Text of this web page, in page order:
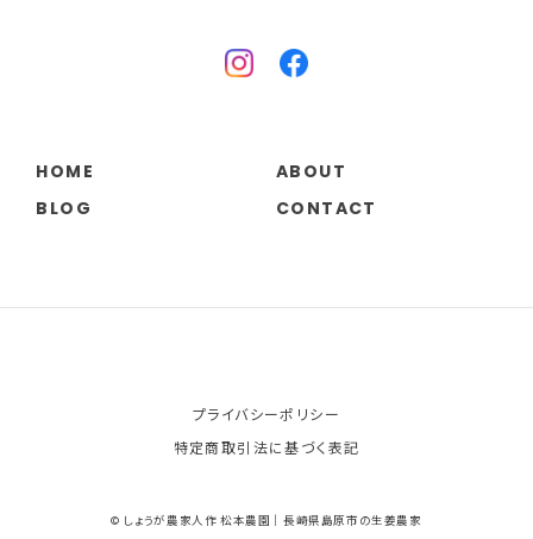
HOME
ABOUT
BLOG
CONTACT
プライバシーポリシー
特定商取引法に基づく表記
© しょうが農家人作 松本農園｜長崎県島原市の生姜農家